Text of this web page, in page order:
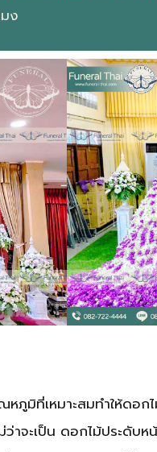
ง
มิที่เหมาะสมทำให้ดอ
ว่าจะเป็น ดอกไม้ประ